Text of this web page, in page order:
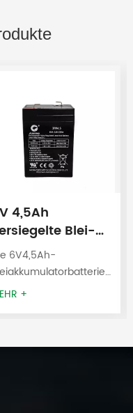
4,5Ah
Blei-
Batterie
USV-
6V4,5Ah-
verwendet für
+